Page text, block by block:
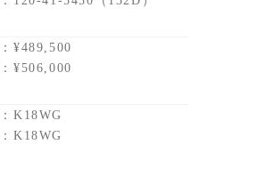
¥489,500
¥506,000
K18WG
K18WG